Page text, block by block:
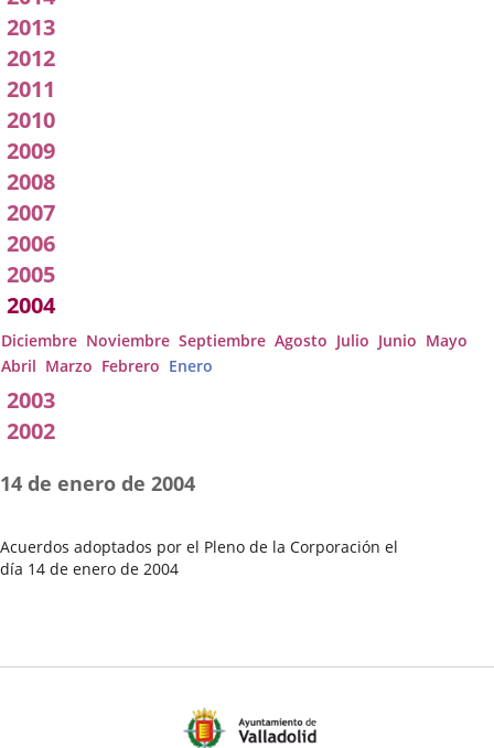
2013
2012
2011
2010
2009
2008
2007
2006
2005
2004
Diciembre Noviembre Septiembre Agosto Julio Junio Mayo
Abril Marzo Febrero Enero
2003
2002
Acuerdos adoptados por el Pleno de la Corporación el
día 14 de enero de 2004
14 de enero de 2004